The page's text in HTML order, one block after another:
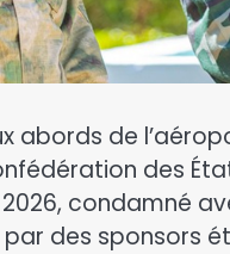
abords de
des
condamné
des sponsors